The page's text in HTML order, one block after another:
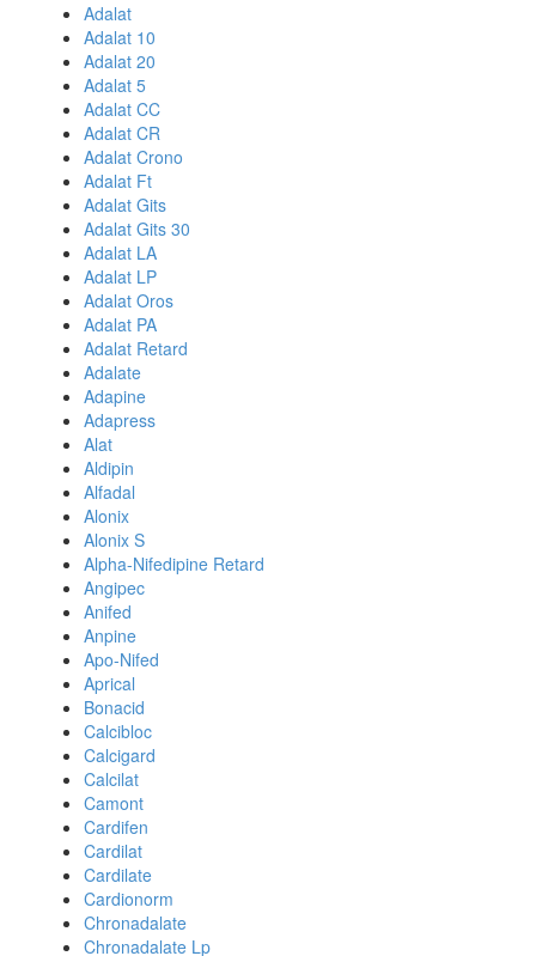
Adalat
Adalat 10
Adalat 20
Adalat 5
Adalat CC
Adalat CR
Adalat Crono
Adalat Ft
Adalat Gits
Adalat Gits 30
Adalat LA
Adalat LP
Adalat Oros
Adalat PA
Adalat Retard
Adalate
Adapine
Adapress
Alat
Aldipin
Alfadal
Alonix
Alonix S
Alpha-Nifedipine Retard
Angipec
Anifed
Anpine
Apo-Nifed
Aprical
Bonacid
Calcibloc
Calcigard
Calcilat
Camont
Cardifen
Cardilat
Cardilate
Cardionorm
Chronadalate
Chronadalate Lp